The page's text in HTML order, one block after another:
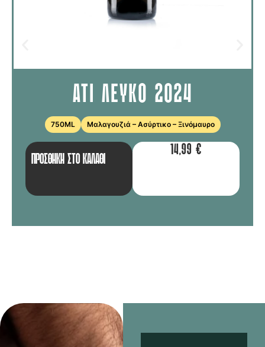
ATI ΛΕΥΚΟ 2024
750ML Μαλαγουζιά – Ασύρτικο – Ξινόμαυρο
ΠΡΟΣΘΉΚΗ ΣΤΟ ΚΑΛΆΘΙ
14,99 €